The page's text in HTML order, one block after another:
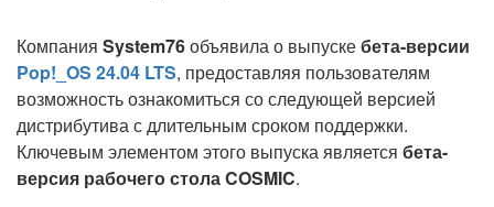
Компания System76объявила о выпускебета-версии
Pop!_OS 24.04 LTS, предоставляя пользователям
возможность ознакомиться со следующей версией
дистрибутива с длительным сроком поддержки.
Ключевым элементом этого выпуска является бета-
версия рабочего стола COSMIC.